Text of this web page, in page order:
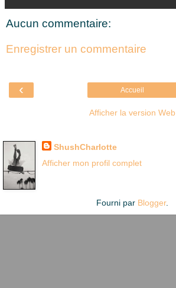
Aucun commentaire:
Enregistrer un commentaire
‹ Accueil
Afficher la version Web
ShushCharlotte
Afficher mon profil complet
Fourni par Blogger.